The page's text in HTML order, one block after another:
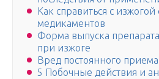
Как справиться с
медикаментов
Форма выпуска
при изжоге
Вред постоянного
5 Побочные действия и